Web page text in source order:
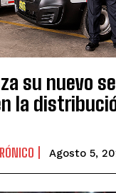
su nuevo
la
Agosto 5,